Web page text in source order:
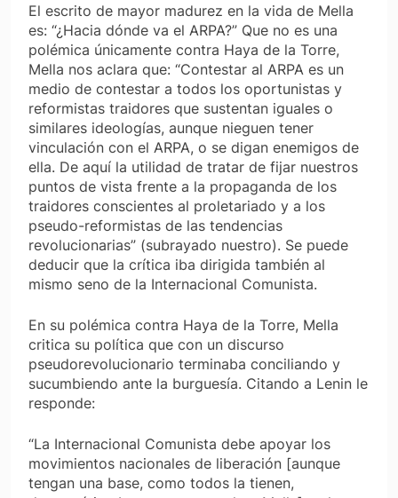
El escrito de mayor madurez en la vida de Mella
es: “¿Hacia dónde va el ARPA?” Que no es una
polémica únicamente contra Haya de la Torre,
Mella nos aclara que: “Contestar al ARPA es un
medio de contestar a todos los oportunistas y
reformistas traidores que sustentan iguales o
similares ideologías, aunque nieguen tener
vinculación con el ARPA, o se digan enemigos de
ella. De aquí la utilidad de tratar de fijar nuestros
puntos de vista frente a la propaganda de los
traidores conscientes al proletariado y a los
pseudo-reformistas de las tendencias
revolucionarias” (subrayado nuestro). Se puede
deducir que la crítica iba dirigida también al
mismo seno de la Internacional Comunista.
En su polémica contra Haya de la Torre, Mella
critica su política que con un discurso
pseudorevolucionario terminaba conciliando y
sucumbiendo ante la burguesía. Citando a Lenin le
responde:
“La Internacional Comunista debe apoyar los
movimientos nacionales de liberación [aunque
tengan una base, como todos la tienen,